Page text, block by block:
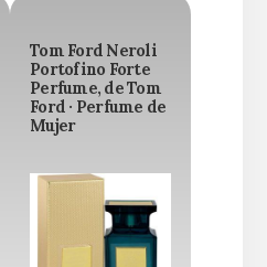
Tom Ford Neroli
Portofino Forte
Perfume, de Tom
Ford · Perfume de
Mujer